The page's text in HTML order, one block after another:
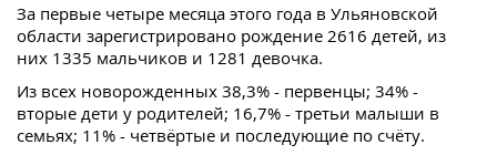
За первые четыре месяца этого года в Ульяновской
области зарегистрировано рождение 2616 детей, из
них 1335 мальчиков и 1281 девочка.
Из всех новорожденных 38,3% - первенцы; 34% -
вторые дети у родителей; 16,7% - третьи малыши в
семьях; 11% - четвёртые и последующие по счёту.